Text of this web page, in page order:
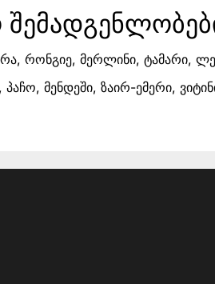
რონგიე, მერლინი, ტამარი,
მენდეში, ზაირ-ემერი,